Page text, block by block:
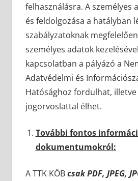
felhasználásra. A személyes
és feldolgozása a hatályban
szabályzatoknak
személyes adatok
kapcsolatban a pályázó a
Adatvédelmi és
Hatósághoz fordulhat,
jogorvoslattal élhet.
További fontos
dokumentumokról:
A TTK KÖBcsak PDF, JPEG,